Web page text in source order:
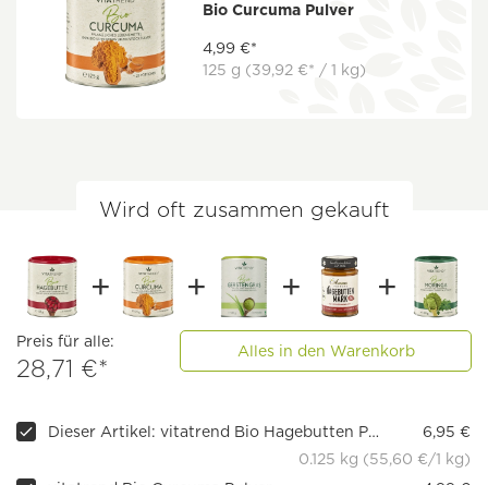
Bio Curcuma Pulver
4,99 €*
125 g (39,92 €* / 1 kg)
Wird oft zusammen gekauft
Preis für alle:
28,71 €*
Alles in den Warenkorb
Dieser Artikel: vitatrend Bio Hagebutten Pulver
6,95 €
0.125 kg (55,60 €/1 kg)